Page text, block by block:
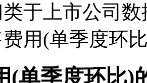
于上市公司
用(单季度环
(单季度环比)